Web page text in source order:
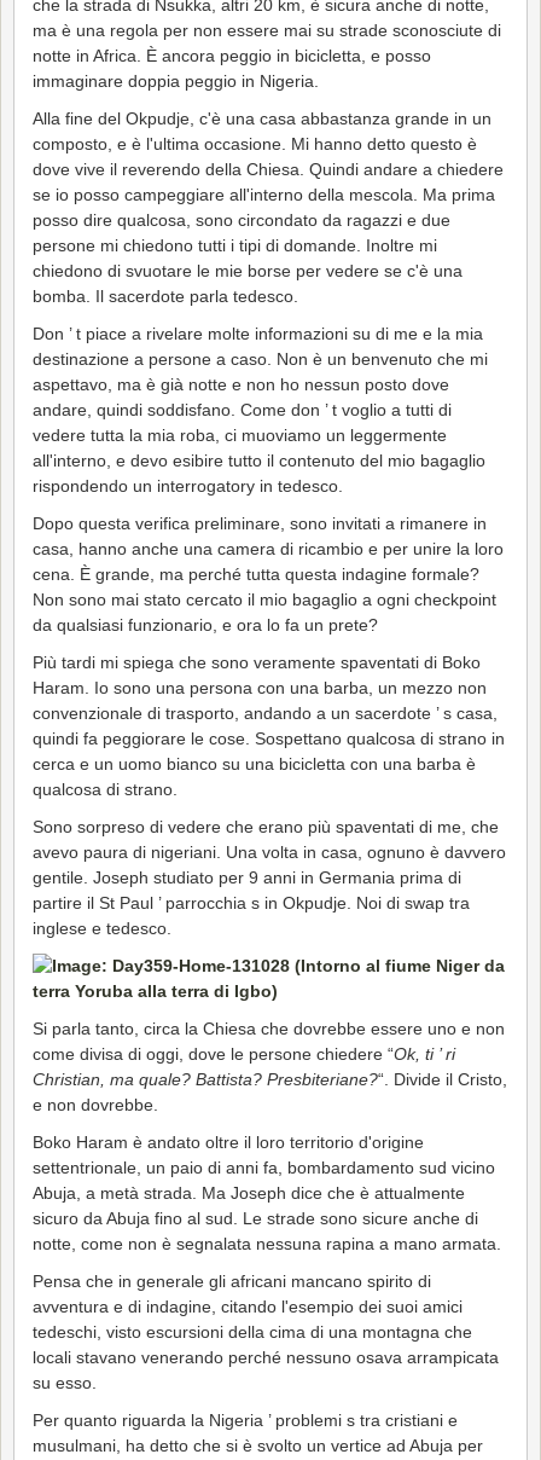
che la strada di Nsukka, altri 20 km, è sicura anche di notte,
ma è una regola per non essere mai su strade sconosciute di
notte in Africa. È ancora peggio in bicicletta, e posso
immaginare doppia peggio in Nigeria.
Alla fine del Okpudje, c'è una casa abbastanza grande in un
composto, e è l'ultima occasione. Mi hanno detto questo è
dove vive il reverendo della Chiesa. Quindi andare a chiedere
se io posso campeggiare all'interno della mescola. Ma prima
posso dire qualcosa, sono circondato da ragazzi e due
persone mi chiedono tutti i tipi di domande. Inoltre mi
chiedono di svuotare le mie borse per vedere se c'è una
bomba. Il sacerdote parla tedesco.
Don ’ t piace a rivelare molte informazioni su di me e la mia
destinazione a persone a caso. Non è un benvenuto che mi
aspettavo, ma è già notte e non ho nessun posto dove
andare, quindi soddisfano. Come don ’ t voglio a tutti di
vedere tutta la mia roba, ci muoviamo un leggermente
all'interno, e devo esibire tutto il contenuto del mio bagaglio
rispondendo un interrogatory in tedesco.
Dopo questa verifica preliminare, sono invitati a rimanere in
casa, hanno anche una camera di ricambio e per unire la loro
cena. È grande, ma perché tutta questa indagine formale?
Non sono mai stato cercato il mio bagaglio a ogni checkpoint
da qualsiasi funzionario, e ora lo fa un prete?
Più tardi mi spiega che sono veramente spaventati di Boko
Haram. Io sono una persona con una barba, un mezzo non
convenzionale di trasporto, andando a un sacerdote ’ s casa,
quindi fa peggiorare le cose. Sospettano qualcosa di strano in
cerca e un uomo bianco su una bicicletta con una barba è
qualcosa di strano.
Sono sorpreso di vedere che erano più spaventati di me, che
avevo paura di nigeriani. Una volta in casa, ognuno è davvero
gentile. Joseph studiato per 9 anni in Germania prima di
partire il St Paul ’ parrocchia s in Okpudje. Noi di swap tra
inglese e tedesco.
Si parla tanto, circa la Chiesa che dovrebbe essere uno e non
come divisa di oggi, dove le persone chiedere “Ok, ti ’ ri
Christian, ma quale? Battista? Presbiteriane?“. Divide il Cristo,
e non dovrebbe.
Boko Haram è andato oltre il loro territorio d'origine
settentrionale, un paio di anni fa, bombardamento sud vicino
Abuja, a metà strada. Ma Joseph dice che è attualmente
sicuro da Abuja fino al sud. Le strade sono sicure anche di
notte, come non è segnalata nessuna rapina a mano armata.
Pensa che in generale gli africani mancano spirito di
avventura e di indagine, citando l'esempio dei suoi amici
tedeschi, visto escursioni della cima di una montagna che
locali stavano venerando perché nessuno osava arrampicata
su esso.
Per quanto riguarda la Nigeria ’ problemi s tra cristiani e
musulmani, ha detto che si è svolto un vertice ad Abuja per